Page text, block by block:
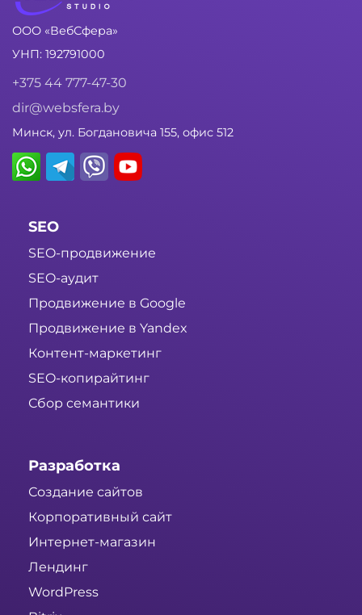
ООО «ВебСфера»
УНП: 192791000
+375 44 777-47-30
dir@websfera.by
Минск, ул. Богдановича 155, офис 512
SEO
SEO-продвижение
SEO-аудит
Продвижение в Google
Продвижение в Yandex
Контент-маркетинг
SEO-копирайтинг
Сбор семантики
Разработка
Создание сайтов
Корпоративный сайт
Интернет-магазин
Лендинг
WordPress